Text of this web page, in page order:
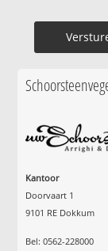
Kantoor
Doorvaart 1
9101 RE Dokkum
Bel: 0562-228000